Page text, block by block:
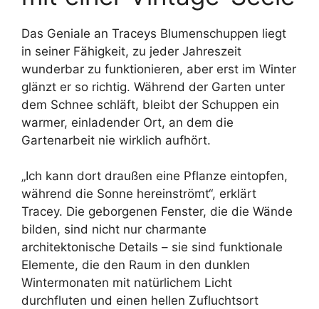
Das Geniale an Traceys Blumenschuppen liegt
in seiner Fähigkeit, zu jeder Jahreszeit
wunderbar zu funktionieren, aber erst im Winter
glänzt er so richtig. Während der Garten unter
dem Schnee schläft, bleibt der Schuppen ein
warmer, einladender Ort, an dem die
Gartenarbeit nie wirklich aufhört.
„Ich kann dort draußen eine Pflanze eintopfen,
während die Sonne hereinströmt“, erklärt
Tracey. Die geborgenen Fenster, die die Wände
bilden, sind nicht nur charmante
architektonische Details – sie sind funktionale
Elemente, die den Raum in den dunklen
Wintermonaten mit natürlichem Licht
durchfluten und einen hellen Zufluchtsort